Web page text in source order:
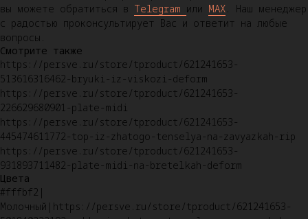
вы можете обратиться в Telegram или MAX. Наш менеджер
с радостью проконсультирует Вас и ответит на любые
вопросы.
Смотрите также
https://persve.ru/store/tproduct/621241653-
513616316462-bryuki-iz-viskozi-deform
https://persve.ru/store/tproduct/621241653-
226629680901-plate-midi
https://persve.ru/store/tproduct/621241653-
445474611772-top-iz-zhatogo-tenselya-na-zavyazkah-rip
https://persve.ru/store/tproduct/621241653-
931893711482-plate-midi-na-bretelkah-deform
Цвета
#fffbf2|
Молочный|https://persve.ru/store/tproduct/621241653-